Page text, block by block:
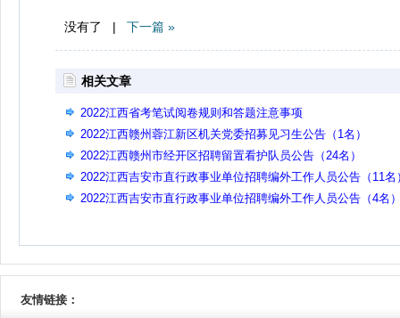
没有了 | 下一篇 »
相关文章
2022江西省考笔试阅卷规则和答题注意事项
2022江西赣州蓉江新区机关党委招募见习生公告（1名）
2022江西赣州市经开区招聘留置看护队员公告（24名）
2022江西吉安市直行政事业单位招聘编外工作人员公告（11名
2022江西吉安市直行政事业单位招聘编外工作人员公告（4名
友情链接：